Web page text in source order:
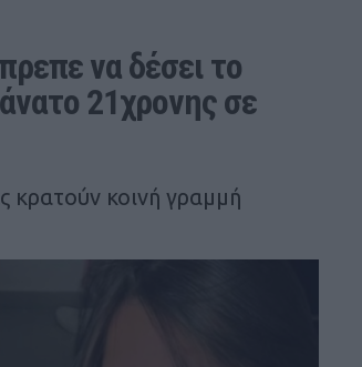
να δέσει το
21χρονης σε
κρατούν κοινή γραμμή